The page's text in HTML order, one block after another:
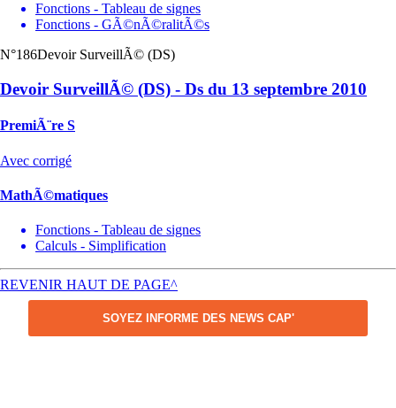
Fonctions - Tableau de signes
Fonctions - GÃ©nÃ©ralitÃ©s
N°186Devoir SurveillÃ© (DS)
Devoir SurveillÃ© (DS) - Ds du 13 septembre 2010
PremiÃ¨re S
Avec corrigé
MathÃ©matiques
Fonctions - Tableau de signes
Calculs - Simplification
REVENIR HAUT DE PAGE^
SOYEZ INFORME DES NEWS CAP'